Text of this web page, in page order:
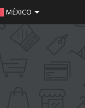
MÉXICO